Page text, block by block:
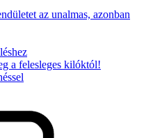
az unalmas, azonban
a felesleges kilóktól!